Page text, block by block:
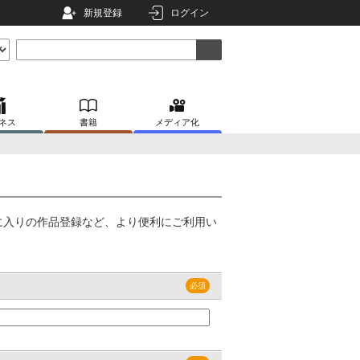
新規登録 ログイン
ス 書籍 メディア化
りの作品登録など、より便利にご利用い